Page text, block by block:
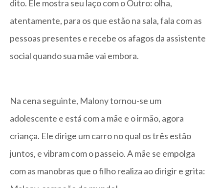
dito. Ele mostra seu laço com o Outro: olha,
atentamente, para os que estão na sala, fala com as
pessoas presentes e recebe os afagos da assistente
social quando sua mãe vai embora.
Na cena seguinte, Malony tornou-se um
adolescente e está com a mãe e o irmão, agora
criança. Ele dirige um carro no qual os três estão
juntos, e vibram com o passeio. A mãe se empolga
com as manobras que o filho realiza ao dirigir e grita: